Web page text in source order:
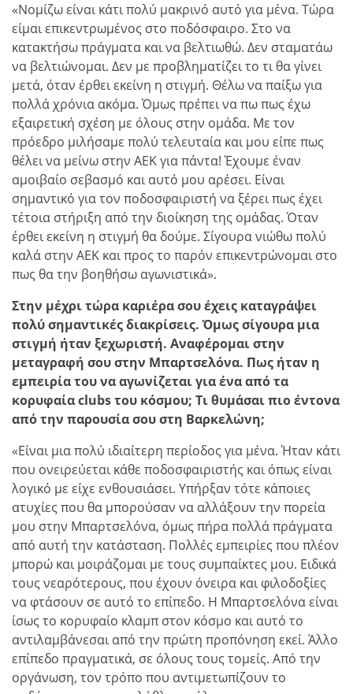
«Νομίζω είναι κάτι πολύ μακρινό αυτό για μένα. Τώρα
είμαι επικεντρωμένος στο ποδόσφαιρο. Στο να
κατακτήσω πράγματα και να βελτιωθώ. Δεν σταματάω
να βελτιώνομαι. Δεν με προβληματίζει το τι θα γίνει
μετά, όταν έρθει εκείνη η στιγμή. Θέλω να παίξω για
πολλά χρόνια ακόμα. Όμως πρέπει να πω πως έχω
εξαιρετική σχέση με όλους στην ομάδα. Με τον
πρόεδρο μιλήσαμε πολύ τελευταία και μου είπε πως
θέλει να μείνω στην ΑΕΚ για πάντα! Έχουμε έναν
αμοιβαίο σεβασμό και αυτό μου αρέσει. Είναι
σημαντικό για τον ποδοσφαιριστή να ξέρει πως έχει
τέτοια στήριξη από την διοίκηση της ομάδας. Όταν
έρθει εκείνη η στιγμή θα δούμε. Σίγουρα νιώθω πολύ
καλά στην ΑΕΚ και προς το παρόν επικεντρώνομαι στο
πως θα την βοηθήσω αγωνιστικά».
Στην μέχρι τώρα καριέρα σου έχεις καταγράψει
πολύ σημαντικές διακρίσεις. Όμως σίγουρα μια
στιγμή ήταν ξεχωριστή. Αναφέρομαι στην
μεταγραφή σου στην Μπαρτσελόνα. Πως ήταν η
εμπειρία του να αγωνίζεται για ένα από τα
κορυφαία clubs του κόσμου; Τι θυμάσαι πιο έντονα
από την παρουσία σου στη Βαρκελώνη;
«Είναι μια πολύ ιδιαίτερη περίοδος για μένα. Ήταν κάτι
που ονειρεύεται κάθε ποδοσφαιριστής και όπως είναι
λογικό με είχε ενθουσιάσει. Υπήρξαν τότε κάποιες
ατυχίες που θα μπορούσαν να αλλάξουν την πορεία
μου στην Μπαρτσελόνα, όμως πήρα πολλά πράγματα
από αυτή την κατάσταση. Πολλές εμπειρίες που πλέον
μπορώ και μοιράζομαι με τους συμπαίκτες μου. Ειδικά
τους νεαρότερους, που έχουν όνειρα και φιλοδοξίες
να φτάσουν σε αυτό το επίπεδο. Η Μπαρτσελόνα είναι
ίσως το κορυφαίο κλαμπ στον κόσμο και αυτό το
αντιλαμβάνεσαι από την πρώτη προπόνηση εκεί. Άλλο
επίπεδο πραγματικά, σε όλους τους τομείς. Από την
οργάνωση, τον τρόπο που αντιμετωπίζουν το